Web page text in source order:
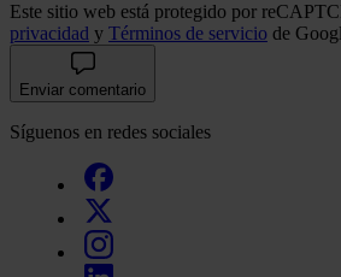
Este sitio web está protegido por
privacidad y Términos de servicio de
Enviar comentario
Síguenos en redes sociales